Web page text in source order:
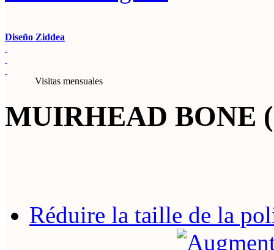
Diseño Ziddea
Visitas mensuales
MUIRHEAD BONE
Réduire la taille de la